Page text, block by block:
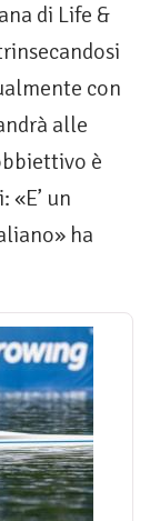
di Life &
con
alle
è
«E’ un
ha